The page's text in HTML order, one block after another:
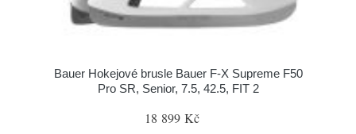
Bauer Hokejové brusle Bauer F-X Supreme F50
Pro SR, Senior, 7.5, 42.5, FIT 2
18 899 Kč